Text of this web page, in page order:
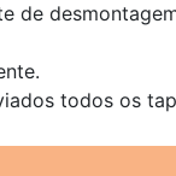
de
todos os